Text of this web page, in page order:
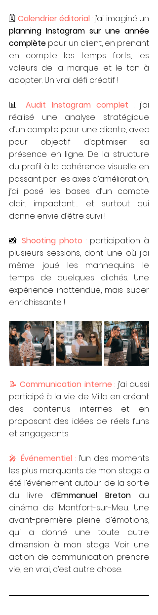
🗓 Calendrier éditorial :
planning Instagram sur une année
complète pour un client, en prenant
en compte les temps forts, les
valeurs de la marque et le ton à
adopter. Un vrai défi créatif !
📊 Audit Instagram complet : j’ai
réalisé une analyse stratégique
d’un compte pour une cliente, avec
pour objectif d’optimiser sa
présence en ligne. De la structure
du profil à la cohérence visuelle en
passant par les axes d’amélioration,
j’ai posé les bases d’un compte
clair, impactant… et surtout qui
donne envie d’être suivi !
📸 Shooting photo : participation à
plusieurs sessions, dont une où j’ai
même joué les mannequins le
temps de quelques clichés. Une
expérience inattendue, mais super
enrichissante !
📝 Communication interne : j’ai aussi
participé à la vie de Milla en créant
des contenus internes et en
proposant des idées de réels funs
et engageants.
🎤 Événementiel : l’un des moments
les plus marquants de mon stage a
été l’événement autour de la sortie
du livre d’Emmanuel Breton au
cinéma de Montfort-sur-Meu. Une
avant-première pleine d’émotions,
qui a donné une toute autre
dimension à mon stage. Voir une
action de communication prendre
vie, en vrai, c’est autre chose.